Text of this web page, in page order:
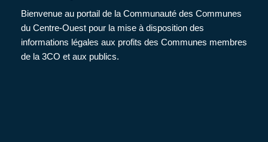
Bienvenue au portail de la Communauté des Communes
du Centre-Ouest pour la mise à disposition des
informations légales aux profits des Communes membres
de la 3CO et aux publics.